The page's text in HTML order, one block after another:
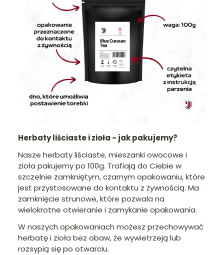
Herbaty liściaste i zioła - jak pakujemy?
Nasze herbaty liściaste, mieszanki owocowe i
zioła pakujemy po 100g. Trafiają do Ciebie w
szczelnie zamkniętym, czarnym opakowaniu, które
jest przystosowane do kontaktu z żywnością. Ma
zamknięcie strunowe, które pozwala na
wielokrotne otwieranie i zamykanie opakowania.
W naszych opakowaniach możesz przechowywać
herbatę i zioła bez obaw, że wywietrzeją lub
rozsypią się po otwarciu.